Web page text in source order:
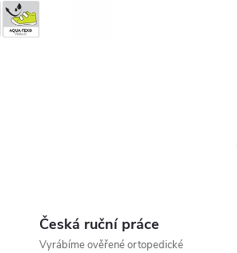
Česká ruční práce
Vyrábíme ověřené ortopedické